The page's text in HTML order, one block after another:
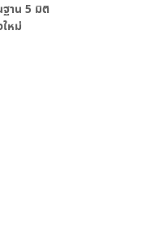
าน 5 มิติ
หม่